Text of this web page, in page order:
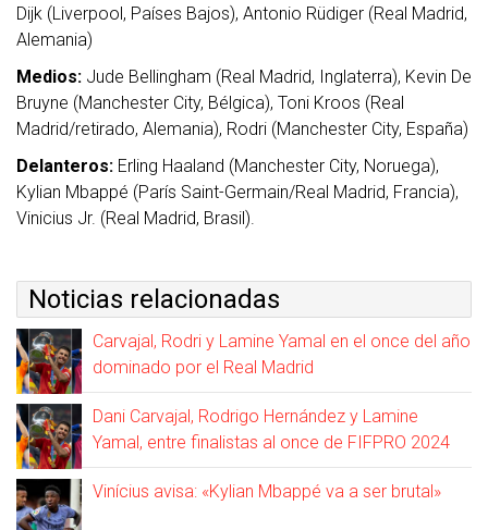
Dijk (Liverpool, Países Bajos), Antonio Rüdiger (Real Madrid,
Alemania)
Medios: Jude Bellingham (Real Madrid, Inglaterra), Kevin De
Bruyne (Manchester City, Bélgica), Toni Kroos (Real
Madrid/retirado, Alemania), Rodri (Manchester City, España)
Delanteros: Erling Haaland (Manchester City, Noruega),
Kylian Mbappé (París Saint-Germain/Real Madrid, Francia),
Vinicius Jr. (Real Madrid, Brasil).
Noticias relacionadas
Carvajal, Rodri y Lamine Yamal en el once del año
dominado por el Real Madrid
Dani Carvajal, Rodrigo Hernández y Lamine
Yamal, entre finalistas al once de FIFPRO 2024
Vinícius avisa: «Kylian Mbappé va a ser brutal»